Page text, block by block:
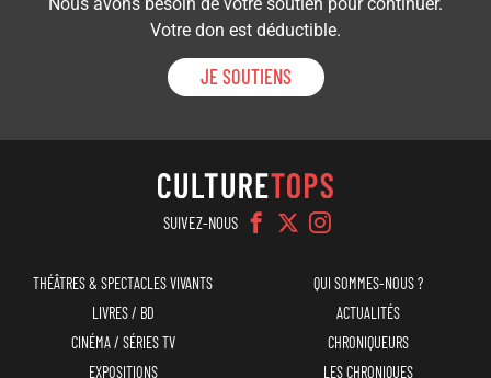
Nous avons besoin de votre soutien pour continuer.
Votre don est déductible.
JE SOUTIENS
SUIVEZ-NOUS
Navigation
THÉÂTRES & SPECTACLES VIVANTS
LIVRES / BD
CINÉMA / SÉRIES TV
EXPOSITIONS
QUI SOMMES-NOUS ?
ACTUALITÉS
CHRONIQUEURS
LES CHRONIQUES